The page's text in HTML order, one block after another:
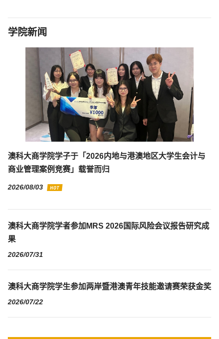
学院新闻
澳科大商学院学子于「2026内地与港澳地区大学生会计与
商业管理案例竞赛」载誉而归
2026/08/03
澳科大商学院学者参加MRS 2026国际风险会议报告研究成
果
2026/07/31
澳科大商学院学生参加两岸暨港澳青年技能邀请赛荣获金奖
2026/07/22